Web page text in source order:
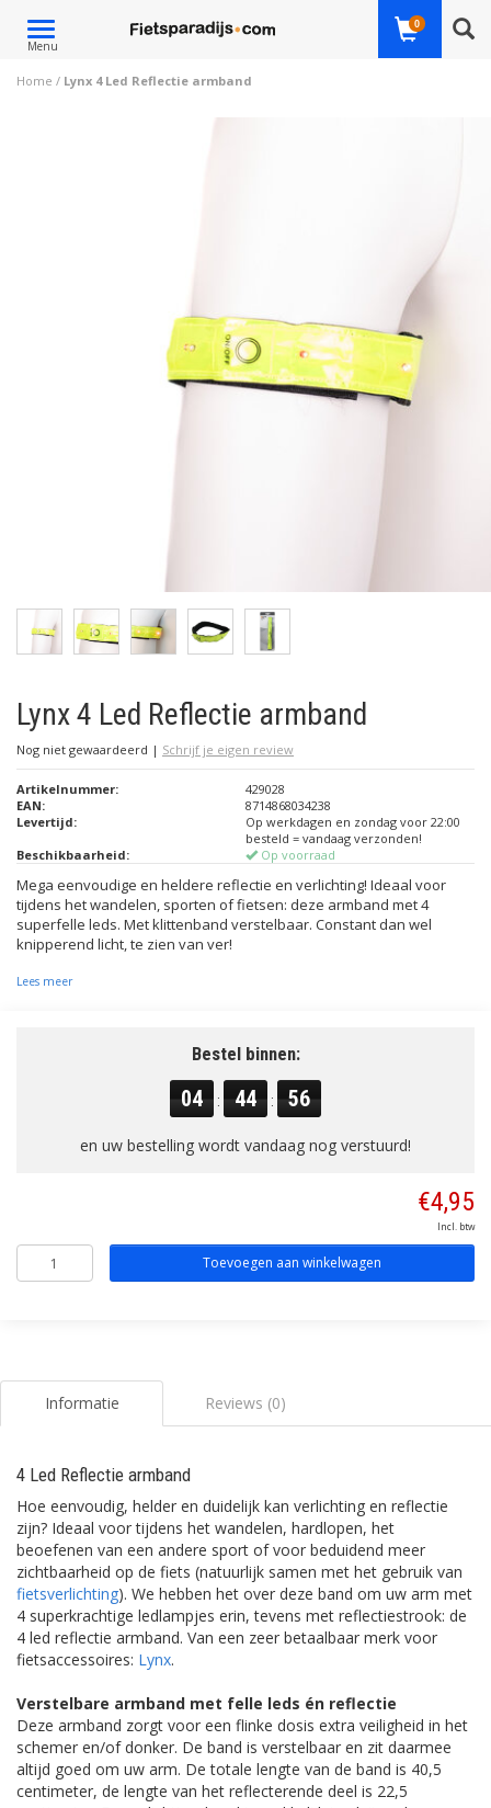
Toggle
navigation
Menu
0
Home / Lynx 4 Led Reflectie armband
Lynx 4 Led Reflectie armband
Nog niet gewaardeerd | Schrijf je eigen review
Artikelnummer:
429028
EAN:
8714868034238
Levertijd:
Op werkdagen en zondag voor 22:00
besteld = vandaag verzonden!
Beschikbaarheid:
Op voorraad
Mega eenvoudige en heldere reflectie en verlichting! Ideaal voor
tijdens het wandelen, sporten of fietsen: deze armband met 4
superfelle leds. Met klittenband verstelbaar. Constant dan wel
knipperend licht, te zien van ver!
Lees meer
Bestel binnen:
04 : 44 : 56
en uw bestelling wordt vandaag nog verstuurd!
€4,95
Incl. btw
Toevoegen aan winkelwagen
Informatie Reviews (0)
4 Led Reflectie armband
Hoe eenvoudig, helder en duidelijk kan verlichting en reflectie
zijn? Ideaal voor tijdens het wandelen, hardlopen, het
beoefenen van een andere sport of voor beduidend meer
zichtbaarheid op de fiets (natuurlijk samen met het gebruik van
fietsverlichting). We hebben het over deze band om uw arm met
4 superkrachtige ledlampjes erin, tevens met reflectiestrook: de
4 led reflectie armband. Van een zeer betaalbaar merk voor
fietsaccessoires: Lynx.
Verstelbare armband met felle leds én reflectie
Deze armband zorgt voor een flinke dosis extra veiligheid in het
schemer en/of donker. De band is verstelbaar en zit daarmee
altijd goed om uw arm. De totale lengte van de band is 40,5
centimeter, de lengte van het reflecterende deel is 22,5